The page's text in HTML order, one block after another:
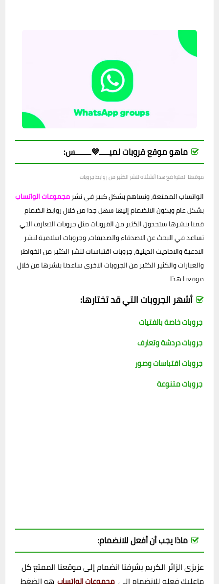
ماهو موقع قروبات لميـــــ💜ــــــــس:
موقعنا المتواضع هذا أنشئناه لنشر الكثير من روابط جروبات
الواتساب الممتعة، ونساهم بشكل كبير في نشرمجموعات الواتساب
بشكل عام ويكون الانضمام إليها سهل جدا من خلال روابط انضمام
قمنا بنشرها ستجدون الكثير من القروبات مثل جروبات التعارف التي
تساعد في البحث عن الاصدقاء والصديقات، وجروبات اسلامية لنشر
الادعية والاحاديث الدينية، جروبات اقتباسات لنشر الكثير من الخواطر
والعبارات والكثير الكثير من الجروبات الاخرى ساعدنا بنشرها من خلال
موقعنا هذا
أشهر الجروبات التي قد تختارها:
جروبات خاصة بالفتيات
جروبات دردشة وتعارف
جروبات اقتباسات وصور
جروبات متنوعة
ماذا يجب أن أفعل للانضمام:
عزيزي الزائر الكريم يشرفنا انضمام إلى موقعنا الممتع كل